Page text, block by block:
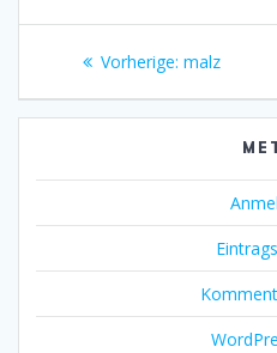
Vorherige: Vorheriger
malz